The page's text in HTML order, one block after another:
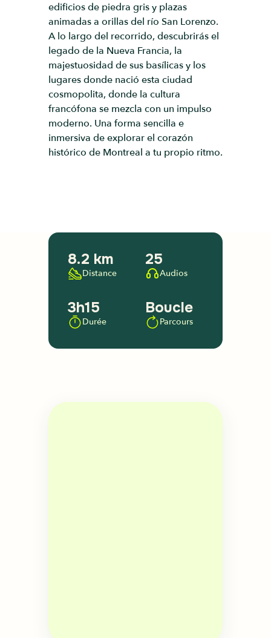
edificios de piedra gris y plazas
animadas a orillas del río San Lorenzo.
A lo largo del recorrido, descubrirás el
legado de la Nueva Francia, la
majestuosidad de sus basílicas y los
lugares donde nació esta ciudad
cosmopolita, donde la cultura
francófona se mezcla con un impulso
moderno. Una forma sencilla e
inmersiva de explorar el corazón
histórico de Montreal a tu propio ritmo.
8.2 km
Distance
25
Audios
3h15
Durée
Boucle
Parcours